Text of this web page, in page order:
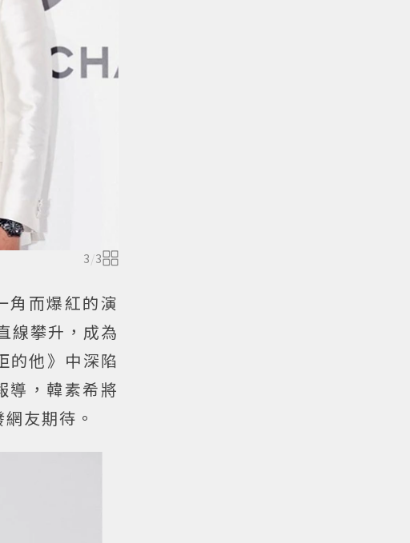
3/3
角而爆紅的演
線攀升，成為
的他》中深陷
導，韓素希將
友期待。